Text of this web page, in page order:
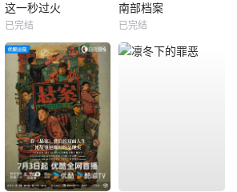
这一秒过火
已完结
南部档案
已完结